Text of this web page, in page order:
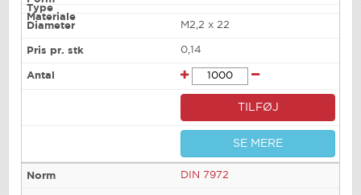
M2,2 x 22
0,14
TILFØJ
SE MERE
DIN 7972